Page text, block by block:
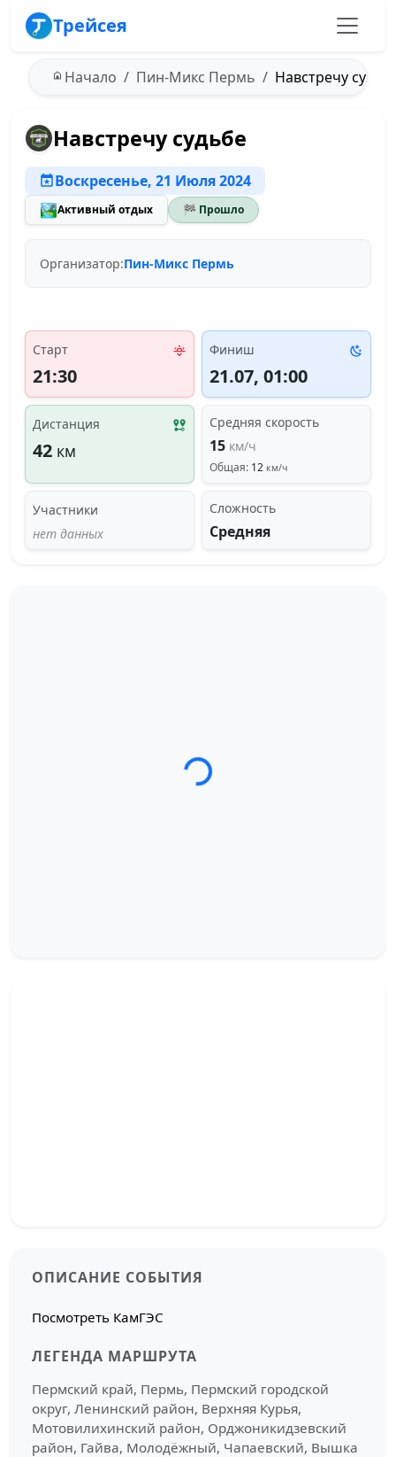
Трейсея
Начало Пин-Микс Пермь Навстречу
Навстречу судьбе
Воскресенье, 21 Июля 2024
🏞️Активный отдых 🏁 Прошло
Организатор:Пин-Микс Пермь
Старт
21:30
Финиш
21.07, 01:00
Дистанция
42 км
Средняя скорость
15 км/ч
Общая: 12 км/ч
Участники
нет данных
Сложность
Средняя
Загрузка трека...
ОПИСАНИЕ СОБЫТИЯ
Посмотреть КамГЭС
ЛЕГЕНДА МАРШРУТА
Пермский край, Пермь, Пермский городской
округ, Ленинский район, Верхняя Курья,
Мотовилихинский район, Орджоникидзевский
район, Гайва, Молодёжный, Чапаевский, Вышка